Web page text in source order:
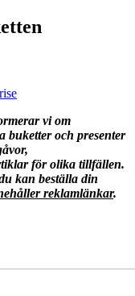
vi om
buketter och presenter
för olika tillfällen.
kan beställa din
reklamlänkar.